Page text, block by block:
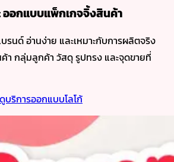
อกแบบแพ็กเกจจิ้งสินค้า
นด์ อ่านง่าย และเหมาะกับการผลิตจริง
า กลุ่มลูกค้า วัสดุ รูปทรง และจุดขายที่
ดูบริการออกแบบโลโก้